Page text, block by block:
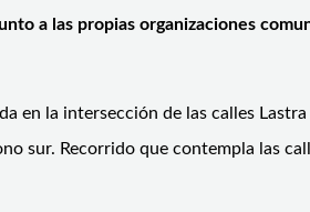
a las propias organizaciones
en la intersección de las calles
sur. Recorrido que contempla las